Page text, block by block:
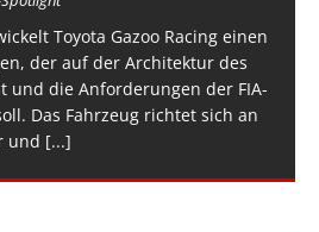
Toyota Gazoo Racing einen
der auf der Architektur des
und die Anforderungen der FIA-
Das Fahrzeug richtet sich an
und [...]